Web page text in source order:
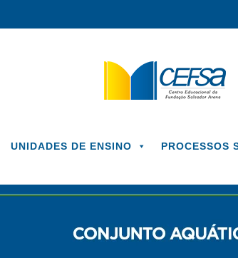
UNIDADES DE ENSINO PROCESSOS